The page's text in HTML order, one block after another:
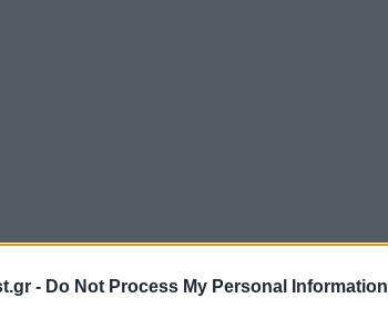
- Do Not Process My Personal Information